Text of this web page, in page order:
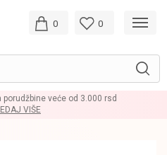
0 0
porudžbine veće od 3.000 rsd
VIŠE